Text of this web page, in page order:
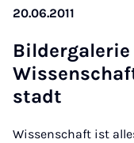
20.06.2011
Bil­der­ga­le­rie
stadt
Wissenschaft ist